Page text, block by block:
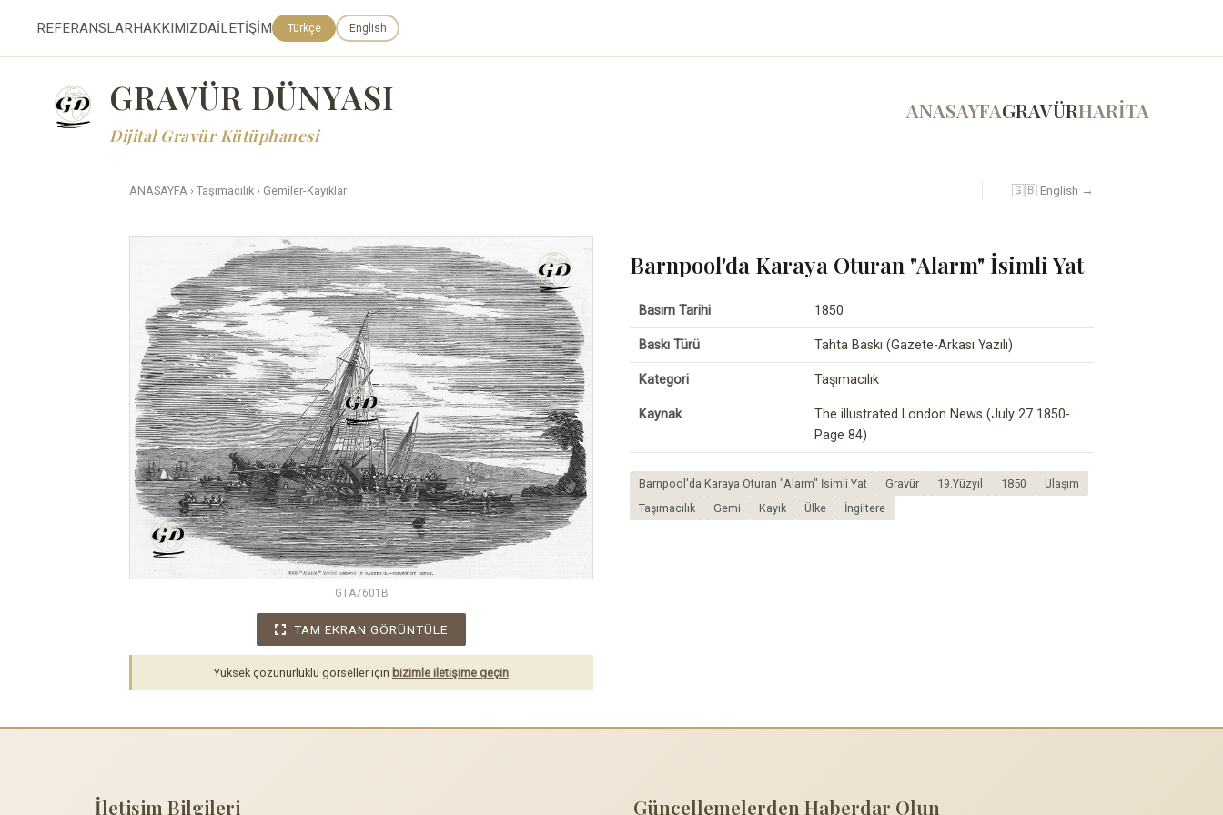
REFERANSLARHAKKIMIZDAİLETİŞİM Türkçe English
GRAVÜR DÜNYASI
Dijital Gravür Kütüphanesi
ANASAYFAGRAVÜRHARİTA
ANASAYFA › Taşımacılık › Gemiler-Kayıklar 🇬🇧 English →
GTA7601B
TAM EKRAN GÖRÜNTÜLE
Yüksek çözünürlüklü görseller için bizimle iletişime geçin
Barnpool'da Karaya Oturan "Alarm" İsimli Yat
Basım Tarihi 1850
Baskı Türü Tahta Baskı (Gazete-Arkası Yazılı)
Kategori Taşımacılık
Kaynak
The illustrated London News (July 27 1850-
Page 84)
Barnpool'da Karaya Oturan "Alarm" İsimli Yat Gravür 19.Yüzyıl 1850
Ulaşım
Taşımacılık
Gemi Kayık Ülke İngiltere
İletişim Bilgileri Güncellemelerden Haberdar Olun